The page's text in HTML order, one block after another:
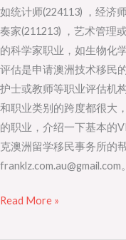
如统计师(224113) ，经济
奏家(211213) ，艺术管理
的科学家职业，如生物化
评估是申请澳洲技术移民
护士或教师等职业评估机
和职业类别的跨度都很大
的职业，介绍一下基本的
克澳洲留学移民事务所的
franklz.com.au@gmail.com。
机
构
VETASSESS
Read More »